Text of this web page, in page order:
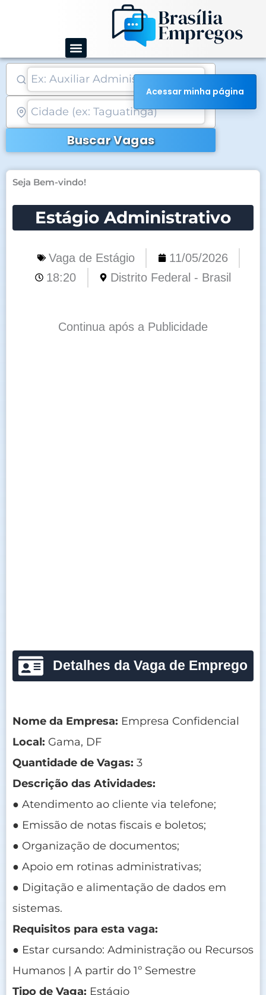
conteúdo
Buscar Vagas
Seja Bem-vindo!
Estágio Administrativo
Vaga de Estágio
11/05/2026
18:20
Distrito Federal - Brasil
Continua após a Publicidade
Detalhes da Vaga de Emprego
Nome da Empresa: Empresa Confidencial
Local: Gama, DF
Quantidade de Vagas: 3
Descrição das Atividades:
● Atendimento ao cliente via telefone;
● Emissão de notas fiscais e boletos;
● Organização de documentos;
● Apoio em rotinas administrativas;
● Digitação e alimentação de dados em
sistemas.
Requisitos para esta vaga:
● Estar cursando: Administração ou Recursos
Humanos | A partir do 1º Semestre
Tipo de Vaga: Estágio
Acessar minha página